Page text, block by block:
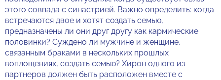
этого совпада с синастрией. Важно определить: когда
встречаются двое и хотят создать семью,
предназначены ли они друг другу как кармические
половинки? Суждено ли мужчине и женщине,
связанным браками в нескольких прошлых
воплощениях, создать семью? Хирон одного из
партнеров должен быть расположен вместе с